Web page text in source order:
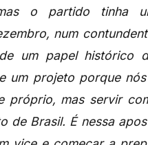
o partido tinha
num
um papel histórico
um projeto porque
próprio, mas servir
de Brasil. É nessa